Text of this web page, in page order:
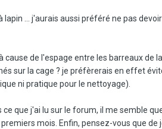
... j'aurais aussi préféré ne pas
de l'espage entre les barreaux de
sur la cage ? je préfèrerais en effet
ni pratique pour le nettoyage).
que j'ai lu sur le forum, il me semble
mois. Enfin, pensez-vous que de